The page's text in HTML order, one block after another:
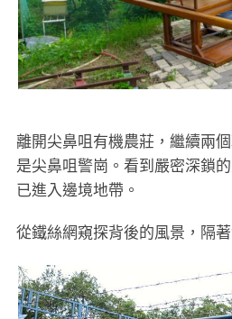
離開尖鼻咀有機農莊，繼續兩
是尖鼻咀警崗。看到嚴密深鎖
已進入邊境地帶。
從鐵絲網窺探背後的風景，隔